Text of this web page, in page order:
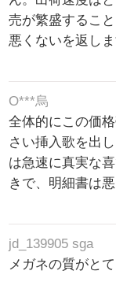
売が繁盛するこ
悪くないを返しま
O***烏
全体的にこの価
さい挿入歌を出
は急速に真実な
きで、明細書は
jd_139905 sga
メガネの質がと